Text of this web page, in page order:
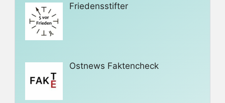
Friedensstifter
Ostnews Faktencheck